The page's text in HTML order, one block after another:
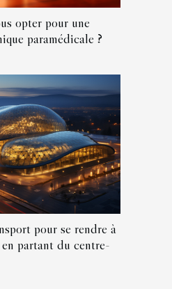
opter pour une
paramédicale ?
pour se rendre à
partant du centre-